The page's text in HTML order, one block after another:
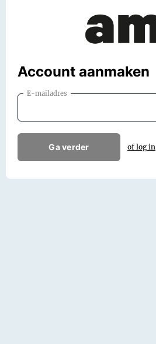
Account aanmaken
E-mailadres
Ga verder of log in